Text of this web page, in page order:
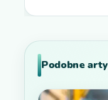
Podobne